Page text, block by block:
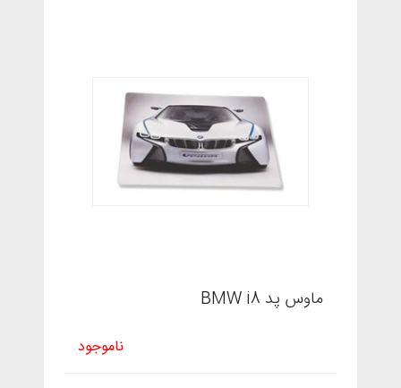
ماوس پد BMW i8
ناموجود